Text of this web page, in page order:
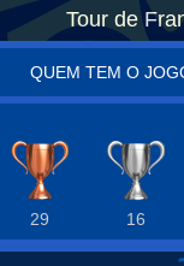
Tour de
QUEM TEM O
29 16